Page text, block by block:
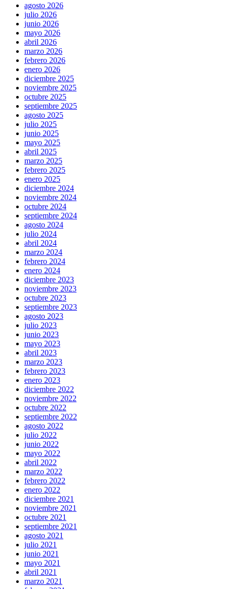
agosto 2026
julio 2026
junio 2026
mayo 2026
abril 2026
marzo 2026
febrero 2026
enero 2026
diciembre 2025
noviembre 2025
octubre 2025
septiembre 2025
agosto 2025
julio 2025
junio 2025
mayo 2025
abril 2025
marzo 2025
febrero 2025
enero 2025
diciembre 2024
noviembre 2024
octubre 2024
septiembre 2024
agosto 2024
julio 2024
abril 2024
marzo 2024
febrero 2024
enero 2024
diciembre 2023
noviembre 2023
octubre 2023
septiembre 2023
agosto 2023
julio 2023
junio 2023
mayo 2023
abril 2023
marzo 2023
febrero 2023
enero 2023
diciembre 2022
noviembre 2022
octubre 2022
septiembre 2022
agosto 2022
julio 2022
junio 2022
mayo 2022
abril 2022
marzo 2022
febrero 2022
enero 2022
diciembre 2021
noviembre 2021
octubre 2021
septiembre 2021
agosto 2021
julio 2021
junio 2021
mayo 2021
abril 2021
marzo 2021